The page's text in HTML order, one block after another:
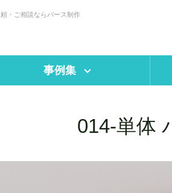
・ご相談ならパース制作
事例集
014-単体